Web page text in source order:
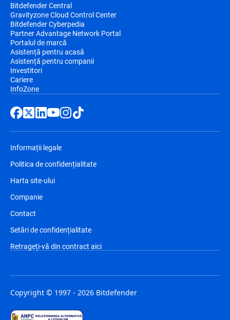
Bitdefender Central
Gravityzone Cloud Control Center
Bitdefender Cyberpedia
Partner Advantage Network Portal
Portalul de marcă
Asistență pentru acasă
Asistență pentru companii
Investitori
Cariere
InfoZone
Informații legale
Politica de confidențialitate
Harta site-ului
Companie
Contact
Setări de confidențialitate
Retrageți-vă din contract aici
Copyright © 1997 - 2026 Bitdefender